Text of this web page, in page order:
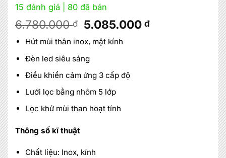
15 đánh giá | 80 đã bán
6.780.000đ
Giá
gốc
là:
6.780.000 đ.
5.085.000 đGiá
5.085.000 đ.
Hút mùi thân inox, mặt kính
Đèn led siêu sáng
Điều khiển cảm ứng 3 cấp độ
Lưới lọc bằng nhôm 5 lớp
Lọc khử mùi than hoạt tính
Thông số kĩ thuật
Chất liệu: Inox, kính